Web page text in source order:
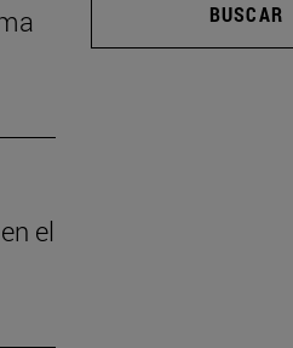
el
BUSCAR